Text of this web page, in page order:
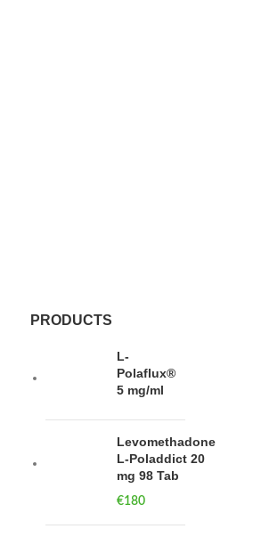
PRODUCTS
L-
Polaflux®
5 mg/ml
Levomethadone
L-Poladdict 20
mg 98 Tab
€180